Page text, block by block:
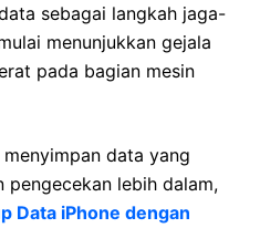
sebagai langkah jaga-
menunjukkan gejala
pada bagian mesin
data yang
pengecekan lebih dalam,
Data iPhone dengan